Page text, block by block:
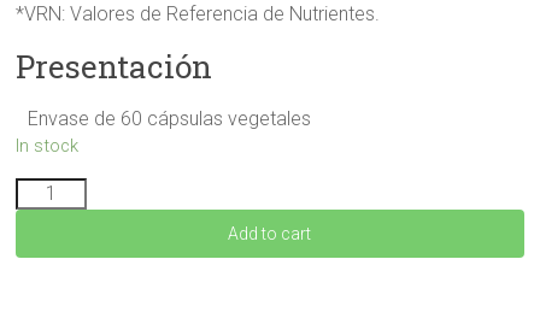
*VRN: Valores de Referencia de Nutrientes.
Presentación
Envase de 60 cápsulas vegetales
In stock
ECHIDIET
60
quantity
Add to cart